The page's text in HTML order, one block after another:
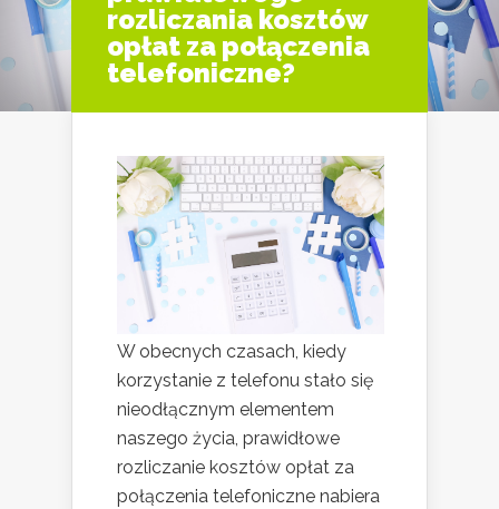
rozliczania kosztów
opłat za połączenia
telefoniczne?
W obecnych czasach, kiedy
korzystanie z telefonu stało się
nieodłącznym elementem
naszego życia, prawidłowe
rozliczanie kosztów opłat za
połączenia telefoniczne nabiera